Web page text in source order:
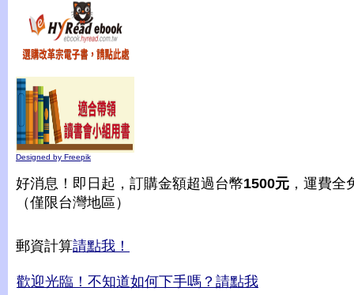
Designed by Freepik
好消息！即日起，訂購金額超過台幣1500元 ，運費全
（僅限台灣地區）
郵資計算請點我！
歡迎光臨！不知道如何下手嗎？請點我